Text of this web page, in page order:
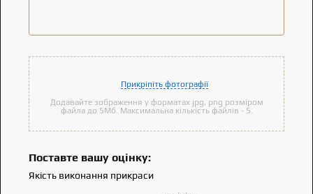
Прикріпіть фотографії
Додавайте зображення у форматах jpg, png розміром
файла до 5Мб. Максимальна кількість файлів - 5.
Поставте вашу оцінку:
Якість виконання прикраси